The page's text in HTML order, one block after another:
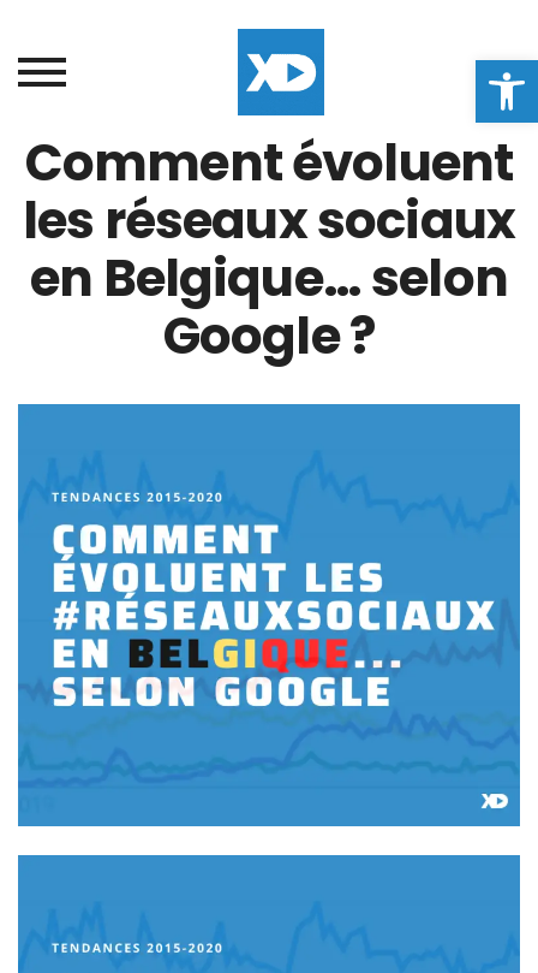
Ouvrir
Comment évoluent
les réseaux sociaux
en Belgique… selon
Google ?